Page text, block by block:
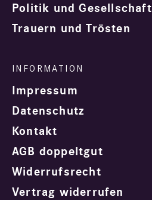
Politik und Gesellschaft
Trauern und Trösten
Impressum
Datenschutz
Kontakt
AGB doppeltgut
Widerrufsrecht
Vertrag widerrufen